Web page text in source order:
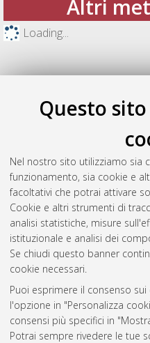
Questo
Nel nostro sito utilizziamo sia
funzionamento, sia cookie e
facoltativi che potrai attivare
Cookie e altri strumenti di
analisi statistiche, misure
istituzionale e analisi dei
Se chiudi questo banner
cookie necessari.
Puoi esprimere il consenso
l'opzione in "Personalizza
consensi più specifici in
Potrai sempre rivedere le tue
Altri
Loading...
Gestione
Atom
Rss 1.0
Rss 2.0